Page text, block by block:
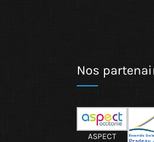
Nos
ASPECT